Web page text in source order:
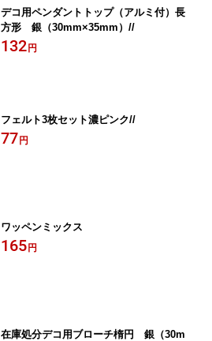
デコ用ペンダントトップ（アルミ付）長
方形 銀（30mm×35mm）//
132円
フェルト3枚セット濃ピンク//
77円
ワッペンミックス
165円
在庫処分デコ用ブローチ楕円 銀（30m